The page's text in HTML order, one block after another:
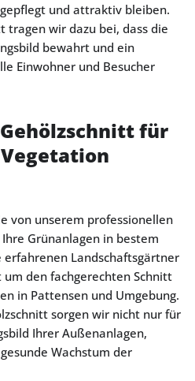
und attraktiv bleiben.
tragen wir dazu bei, dass die
bewahrt und ein
Einwohner und Besucher
für
von unserem professionellen
Grünanlagen in bestem
erfahrenen Landschaftsgärtner
den fachgerechten Schnitt
in Pattensen und Umgebung.
sorgen wir nicht nur für
Ihrer Außenanlagen,
Wachstum der